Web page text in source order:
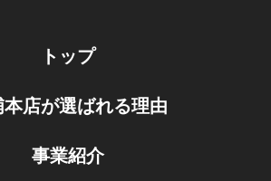
トップ
本店が選ばれる理由
事業紹介